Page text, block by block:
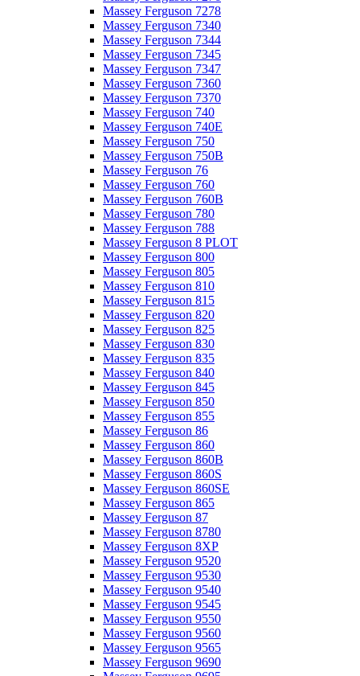
Massey Ferguson 7278
Massey Ferguson 7340
Massey Ferguson 7344
Massey Ferguson 7345
Massey Ferguson 7347
Massey Ferguson 7360
Massey Ferguson 7370
Massey Ferguson 740
Massey Ferguson 740E
Massey Ferguson 750
Massey Ferguson 750B
Massey Ferguson 76
Massey Ferguson 760
Massey Ferguson 760B
Massey Ferguson 780
Massey Ferguson 788
Massey Ferguson 8 PLOT
Massey Ferguson 800
Massey Ferguson 805
Massey Ferguson 810
Massey Ferguson 815
Massey Ferguson 820
Massey Ferguson 825
Massey Ferguson 830
Massey Ferguson 835
Massey Ferguson 840
Massey Ferguson 845
Massey Ferguson 850
Massey Ferguson 855
Massey Ferguson 86
Massey Ferguson 860
Massey Ferguson 860B
Massey Ferguson 860S
Massey Ferguson 860SE
Massey Ferguson 865
Massey Ferguson 87
Massey Ferguson 8780
Massey Ferguson 8XP
Massey Ferguson 9520
Massey Ferguson 9530
Massey Ferguson 9540
Massey Ferguson 9545
Massey Ferguson 9550
Massey Ferguson 9560
Massey Ferguson 9565
Massey Ferguson 9690